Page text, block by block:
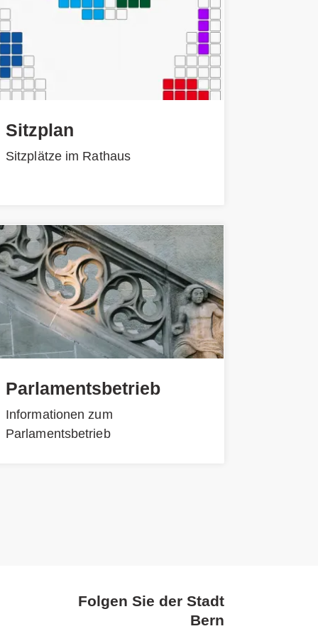
Sitzplan
Sitzplätze im Rathaus
Parlamentsbetrieb
Informationen zum
Parlamentsbetrieb
Folgen Sie der Stadt
Bern